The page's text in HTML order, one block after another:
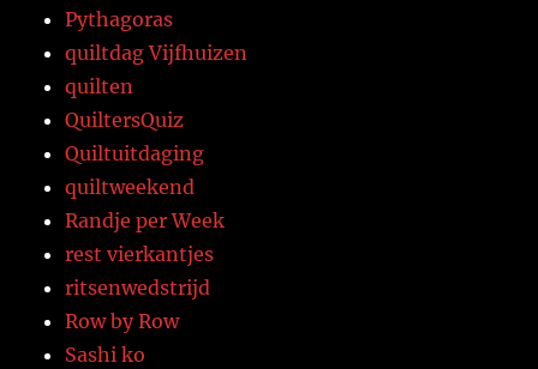
Pythagoras
quiltdag Vijfhuizen
quilten
QuiltersQuiz
Quiltuitdaging
quiltweekend
Randje per Week
rest vierkantjes
ritsenwedstrijd
Row by Row
Sashi ko